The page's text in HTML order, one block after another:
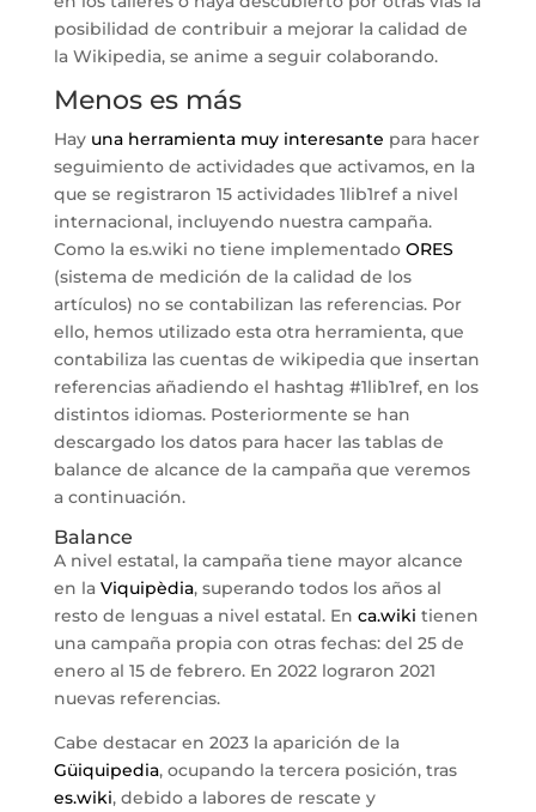
posibilidad de contribuir a mejorar la calidad de
la Wikipedia, se anime a seguir colaborando.
Menos es más
Hay una herramienta muy interesante para hacer
seguimiento de actividades que activamos, en la
que se registraron 15 actividades 1lib1ref a nivel
internacional, incluyendo nuestra campaña.
Como la es.wiki no tiene implementado ORES
(sistema de medición de la calidad de los
artículos) no se contabilizan las referencias. Por
ello, hemos utilizado esta otra herramienta, que
contabiliza las cuentas de wikipedia que insertan
referencias añadiendo el hashtag #1lib1ref, en los
distintos idiomas. Posteriormente se han
descargado los datos para hacer las tablas de
balance de alcance de la campaña que veremos
a continuación.
Balance
A nivel estatal, la campaña tiene mayor alcance
en la Viquipèdia, superando todos los años al
resto de lenguas a nivel estatal. En ca.wiki tienen
una campaña propia con otras fechas: del 25 de
enero al 15 de febrero. En 2022 lograron 2021
nuevas referencias.
Cabe destacar en 2023 la aparición de la
Güiquipedia, ocupando la tercera posición, tras
es.wiki, debido a labores de rescate y